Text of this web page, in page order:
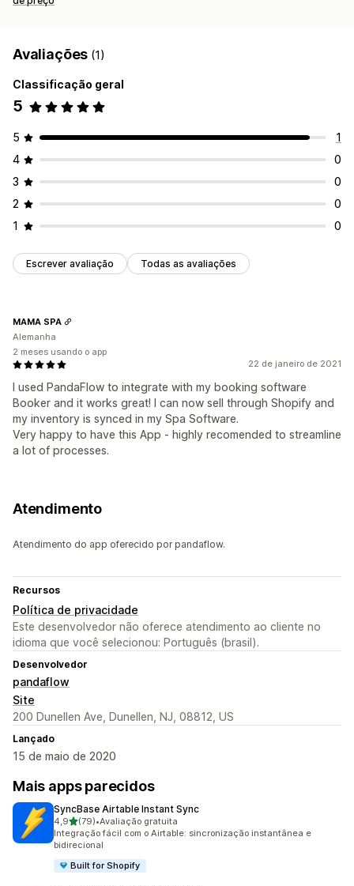
Avaliações (1)
Classificação geral
5
5
1
4
0
3
0
2
0
1
0
Escrever avaliação Todas as avaliações
22 de janeiro de 2021
I used PandaFlow to integrate with my booking software
Booker and it works great! I can now sell through Shopify and
my inventory is synced in my Spa Software.
Very happy to have this App - highly recomended to streamline
a lot of processes.
MAMA SPA
Alemanha
2 meses usando o app
Atendimento
Atendimento do app oferecido por pandaflow.
Recursos
Política de privacidade
Este desenvolvedor não oferece atendimento ao cliente no
idioma que você selecionou: Português (brasil).
Desenvolvedor
pandaflow
Site
200 Dunellen Ave, Dunellen, NJ, 08812, US
Lançado
15 de maio de 2020
Mais apps parecidos
SyncBase Airtable Instant Sync
4,9de 5 estrelas
(79)
79 avaliações ao todo
•Avaliação gratuita
Integração fácil com o Airtable: sincronização instantânea e
bidirecional
Built for Shopify